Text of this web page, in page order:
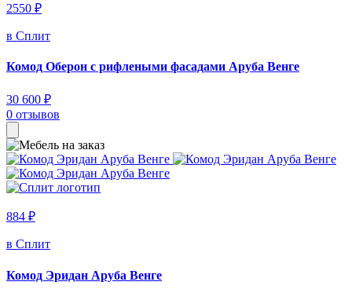
2550 ₽
в Сплит
Комод Оберон с рифлеными фасадами Аруба Венге
30 600 ₽
0 отзывов
884 ₽
в Сплит
Комод Эридан Аруба Венге